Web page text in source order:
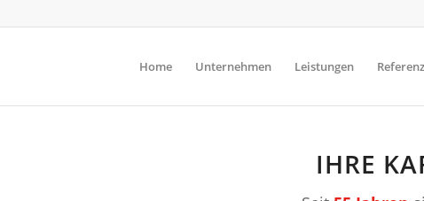
Home Unternehmen Leistungen
IHRE